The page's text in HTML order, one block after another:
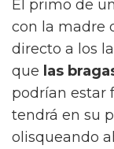
El primo de
con la madre
directo a los
que las
podrían estar
tendrá en su
olisqueando